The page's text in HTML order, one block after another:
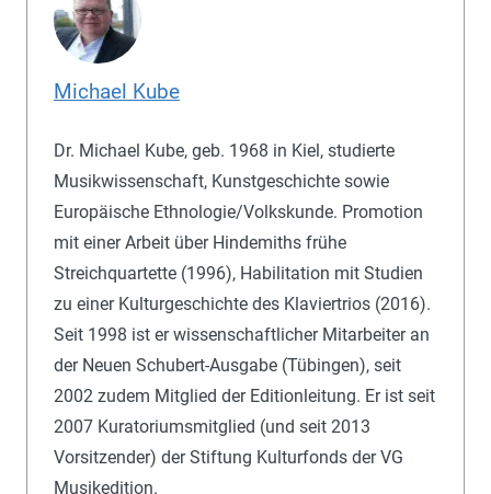
Michael Kube
Dr. Michael Kube, geb. 1968 in Kiel, studierte
Musikwissenschaft, Kunstgeschichte sowie
Europäische Ethnologie/Volkskunde. Promotion
mit einer Arbeit über Hindemiths frühe
Streichquartette (1996), Habilitation mit Studien
zu einer Kulturgeschichte des Klaviertrios (2016).
Seit 1998 ist er wissenschaftlicher Mitarbeiter an
der Neuen Schubert-Ausgabe (Tübingen), seit
2002 zudem Mitglied der Editionleitung. Er ist seit
2007 Kuratoriumsmitglied (und seit 2013
Vorsitzender) der Stiftung Kulturfonds der VG
Musikedition.